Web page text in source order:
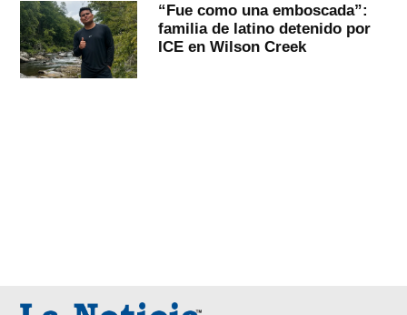
“Fue como una emboscada”:
familia de latino detenido por
ICE en Wilson Creek